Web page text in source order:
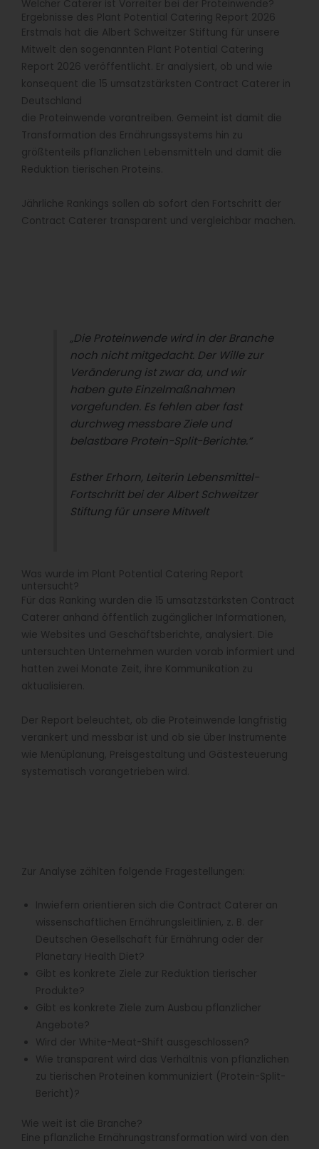
Welcher Caterer ist Vorreiter bei der Proteinwende?
Ergebnisse des Plant Potential Catering Report 2026
Erstmals hat die Albert Schweitzer Stiftung für unsere
Mitwelt den sogenannten Plant Potential Catering
Report 2026 veröffentlicht. Er analysiert, ob und wie
konsequent die 15 umsatzstärksten Contract Caterer in
Deutschland
die Proteinwende vorantreiben. Gemeint ist damit die
Transformation des Ernährungssystems hin zu
größtenteils pflanzlichen Lebensmitteln und damit die
Reduktion tierischen Proteins.
Jährliche Rankings sollen ab sofort den Fortschritt der
Contract Caterer transparent und vergleichbar machen.
„Die Proteinwende wird in der Branche
noch nicht mitgedacht. Der Wille zur
Veränderung ist zwar da, und wir
haben gute Einzelmaßnahmen
vorgefunden. Es fehlen aber fast
durchweg messbare Ziele und
belastbare Protein-Split-Berichte.“
Esther Erhorn, Leiterin Lebensmittel-
Fortschritt bei der Albert Schweitzer
Stiftung für unsere Mitwelt
Was wurde im Plant Potential Catering Report
untersucht?
Für das Ranking wurden die 15 umsatzstärksten Contract
Caterer anhand öffentlich zugänglicher Informationen,
wie Websites und Geschäftsberichte, analysiert. Die
untersuchten Unternehmen wurden vorab informiert und
hatten zwei Monate Zeit, ihre Kommunikation zu
aktualisieren.
Der Report beleuchtet, ob die Proteinwende langfristig
verankert und messbar ist und ob sie über Instrumente
wie Menüplanung, Preisgestaltung und Gästesteuerung
systematisch vorangetrieben wird.
Zur Analyse zählten folgende Fragestellungen:
Inwiefern orientieren sich die Contract Caterer an
wissenschaftlichen Ernährungsleitlinien, z. B. der
Deutschen Gesellschaft für Ernährung oder der
Planetary Health Diet?
Gibt es konkrete Ziele zur Reduktion tierischer
Produkte?
Gibt es konkrete Ziele zum Ausbau pflanzlicher
Angebote?
Wird der White-Meat-Shift ausgeschlossen?
Wie transparent wird das Verhältnis von pflanzlichen
zu tierischen Proteinen kommuniziert (Protein-Split-
Bericht)?
Wie weit ist die Branche?
Eine pflanzliche Ernährungstransformation wird von den